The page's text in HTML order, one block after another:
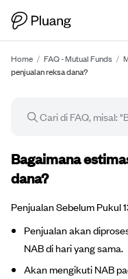
Home / FAQ - Mutual Funds /
penjualan reksa dana?
Artikel FAQ
Bagaimana
dana?
Penjualan Sebelum Pukul
Penjualan akan
NAB di hari yang sama.
Akan mengikuti NAB